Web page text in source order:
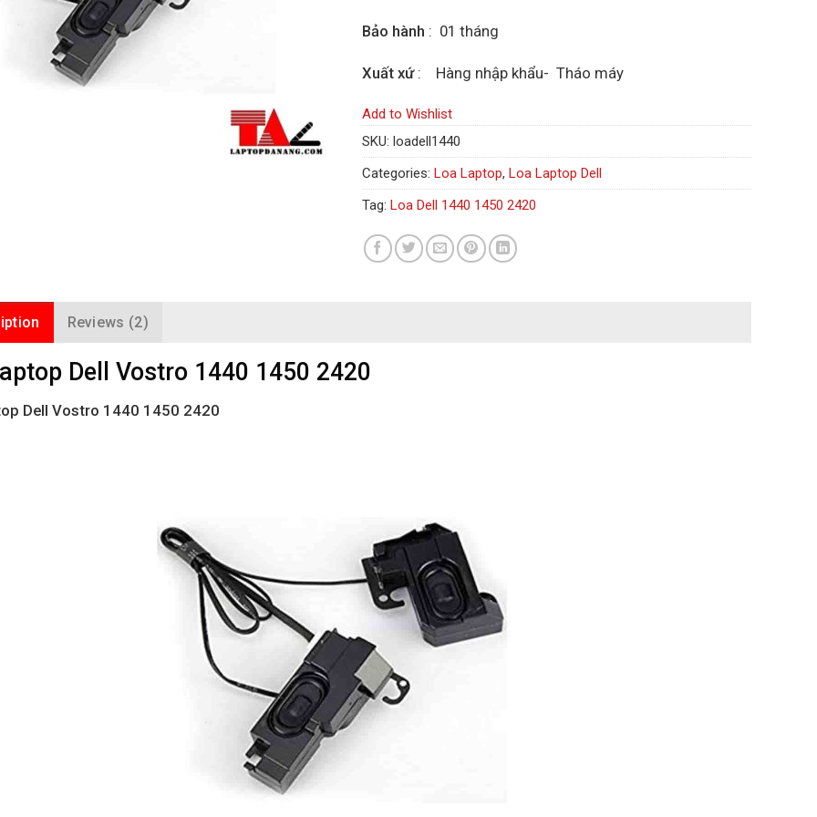
Bảo hành : 01 tháng
Xuất xứ: Hàng nhập khẩu- Tháo máy
Add to Wishlist
SKU: loadell1440
Categories: Loa Laptop, Loa Laptop Dell
Tag: Loa Dell 1440 1450 2420
Reviews (2)
Dell Vostro 1440 1450 2420
Dell Vostro 1440 1450 2420